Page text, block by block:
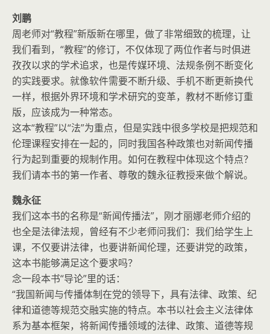
刘鹏
周老师对“教程”新版新在哪里，做了非常细致的梳理，让
我们看到，“教程”的修订，不仅体现了两位作者与时俱进
孜孜以求的学术追求，也是传媒环境、法规条例不断变化
的实践要求。就像软件需要不断升级、手机不断更新换代
一样，根据外界环境和学术研究的变革，教材不断修订重
版，应该成为一种常态。
这本“教程”以“法”为重点，但是实践中很多学校是把规范和
伦理课程安排在一起的，同时我国各种政策也对新闻传播
行为起到重要的规制作用。如何在教程中体现这个特点？
我们请本书的第一作者、尊敬的魏永征教授来做个解说。
魏永征
我们这本书的名称是“新闻传播法”，刚才丽娜老师介绍的
也全是法律法规，曾经有不少老师问我们：我们给学生上
课，不仅要讲法律，也要讲新闻伦理，还要讲党的政策，
这本书能够满足这个要求吗？
念一段本书“导论”里的话：
“我国新闻与传播体制在党的领导下，具有法律、政策、纪
律和道德等规范交融实施的特点。本书以社会主义法律体
系为基本框架，将新闻传播领域的法律、政策、道德等规